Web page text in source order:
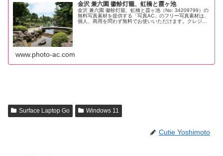
金沢 兼六園 徽軫灯籠、虹橋と霞ヶ池
金沢 兼六園 徽軫灯籠、虹橋と霞ヶ池（No: 34209799）の
無料写真素材を提供する「写真AC」のフリー写真素材は、
個人、商用を問わず無料でお使いいただけます。クレジッ
www.photo-ac.com
Surface Laptop Go Windows 11
Cutie Yoshimoto